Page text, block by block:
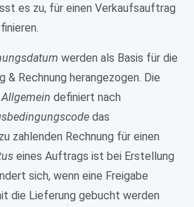
es zu, für einen Verkaufsauftrag
werden als Basis für die
& Rechnung herangezogen. Die
Allgemein definiert nach
das
zahlenden Rechnung für einen
eines Auftrags ist bei Erstellung
sich, wenn eine Freigabe
die Lieferung gebucht werden